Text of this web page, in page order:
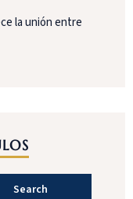
la unión entre